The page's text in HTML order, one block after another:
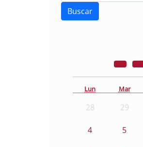
Lun Mar
28 29
4 5